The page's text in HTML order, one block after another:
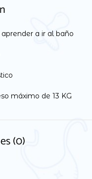
a ir al baño
máximo de 13 KG
(0)